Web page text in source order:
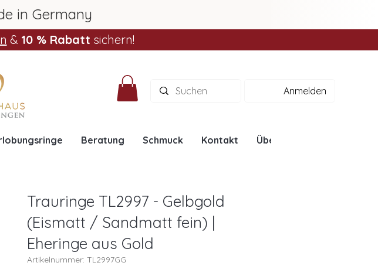
in Germany
& 10 % Rabatt sichern!
Anmelden
Beratung Schmuck Kontakt Über uns
Trauringe TL2997 - Gelbgold
(Eismatt / Sandmatt fein) |
Eheringe aus Gold
Artikelnummer: TL2997GG